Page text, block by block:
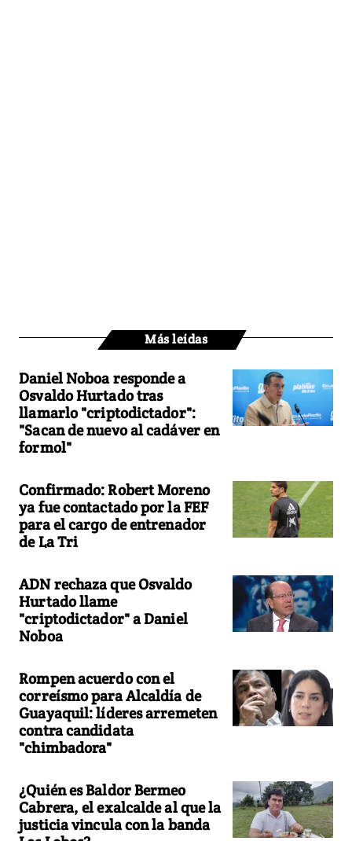
Más leídas
Daniel Noboa responde a
Osvaldo Hurtado tras
llamarlo "criptodictador":
"Sacan de nuevo al cadáver en
formol"
Confirmado: Robert Moreno
ya fue contactado por la FEF
para el cargo de entrenador
de La Tri
ADN rechaza que Osvaldo
Hurtado llame
"criptodictador" a Daniel
Noboa
Rompen acuerdo con el
correísmo para Alcaldía de
Guayaquil: líderes arremeten
contra candidata
"chimbadora"
¿Quién es Baldor Bermeo
Cabrera, el exalcalde al que la
justicia vincula con la banda